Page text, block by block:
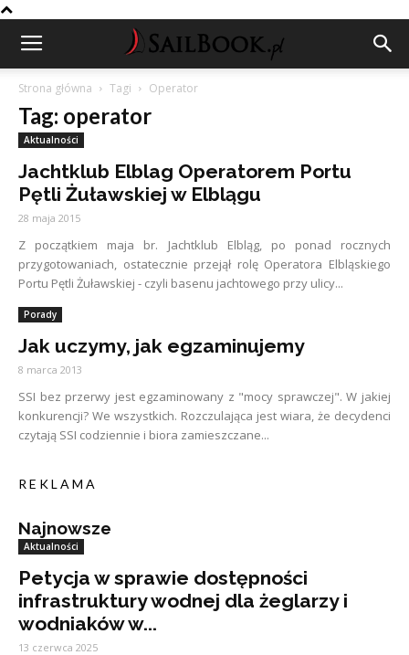
Strona główna Tagi Operator
Tag: operator
Aktualności
Jachtklub Elblag Operatorem Portu
Pętli Żuławskiej w Elblągu
28 maja 2015
Z początkiem maja br. Jachtklub Elbląg, po ponad rocznych
przygotowaniach, ostatecznie przejął rolę Operatora Elbląskiego
Portu Pętli Żuławskiej - czyli basenu jachtowego przy ulicy...
Porady
Jak uczymy, jak egzaminujemy
8 marca 2013
SSI bez przerwy jest egzaminowany z "mocy sprawczej". W jakiej
konkurencji? We wszystkich. Rozczulająca jest wiara, że decydenci
czytają SSI codziennie i biora zamieszczane...
R E K L A M A
Najnowsze
Aktualności
Petycja w sprawie dostępności
infrastruktury wodnej dla żeglarzy i
wodniaków w...
13 czerwca 2025